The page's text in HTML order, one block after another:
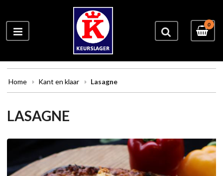
0
Home Kant en klaar Lasagne
LASAGNE